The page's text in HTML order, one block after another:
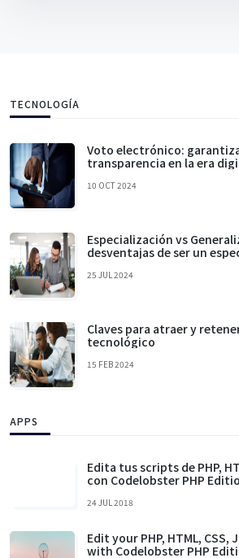
TECNOLOGÍA
Voto electrónico:
transparencia en la era
10 OCT 2024
Especialización vs
desventajas de ser un
25 JUL 2024
Claves para atraer y
tecnológico
15 FEB 2024
APPS
Edita tus scripts de PHP,
con Codelobster PHP
24 JUL 2018
Edit your PHP, HTML,
with Codelobster PHP